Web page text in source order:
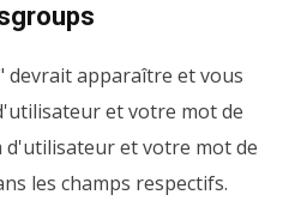
devrait apparaître et vous
et votre mot de
d'utilisateur et votre mot de
les champs respectifs.